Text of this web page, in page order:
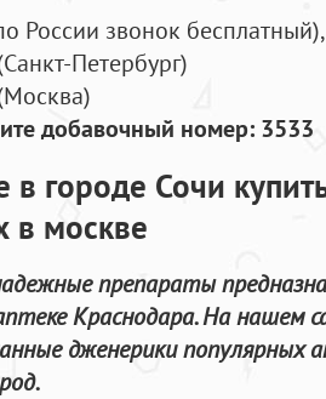
России звонок бесплатный),
Санкт-Петербург)
Москва)
добавочный номер: 3533
в городе Сочи
в москве
препараты
Краснодара. На нашем
дженерики популярных